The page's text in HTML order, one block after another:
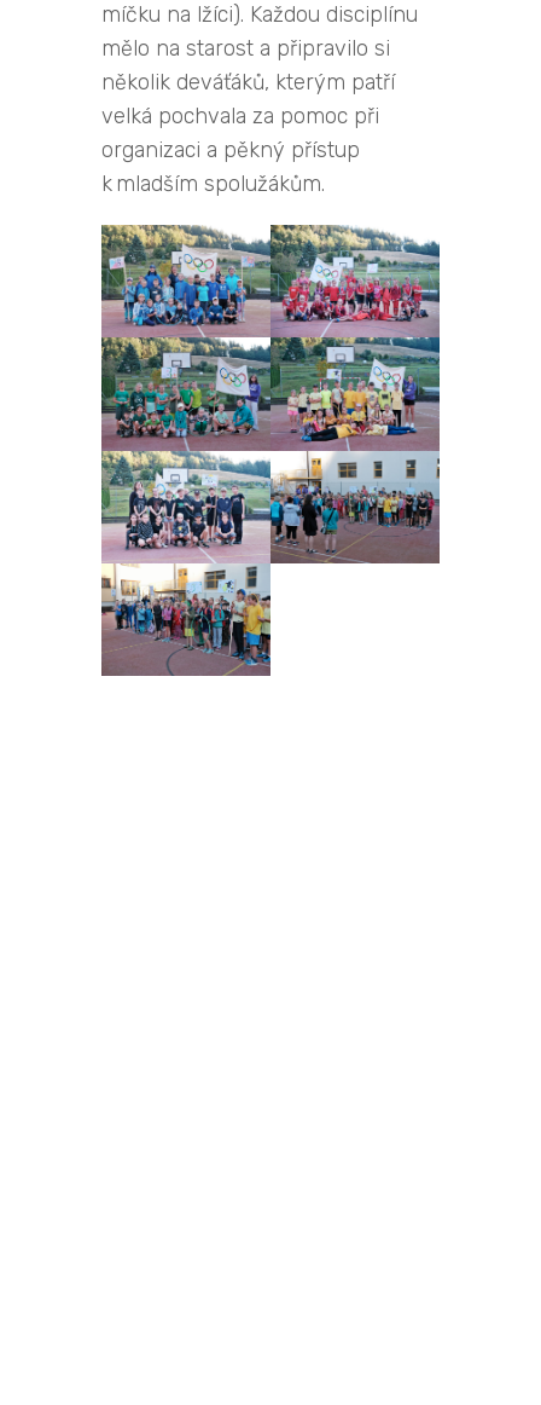
míčku na lžíci). Každou disciplínu
mělo na starost a připravilo si
několik deváťáků, kterým patří
velká pochvala za pomoc při
organizaci a pěkný přístup
k mladším spolužákům.